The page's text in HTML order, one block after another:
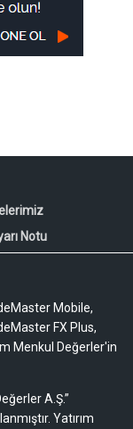
Notu
Mobile,
FX Plus,
Menkul Değerler'in
A.Ş.”
Yatırım